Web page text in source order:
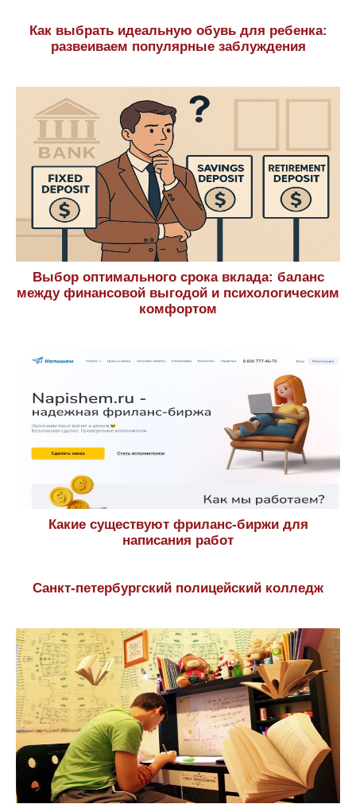
Как выбрать идеальную обувь для ребенка:
развеиваем популярные заблуждения
Выбор оптимального срока вклада: баланс
между финансовой выгодой и психологическим
комфортом
Какие существуют фриланс-биржи для
написания работ
Санкт-петербургский полицейский колледж